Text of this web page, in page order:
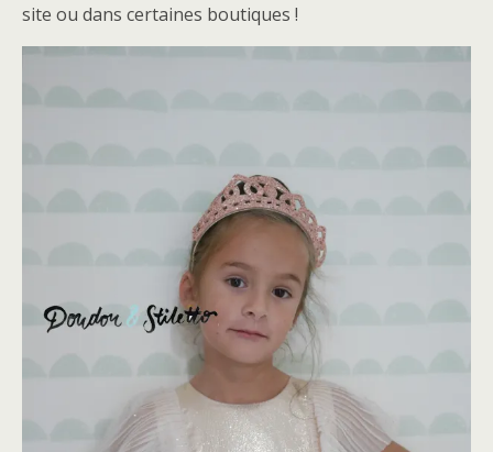
site ou dans certaines boutiques !